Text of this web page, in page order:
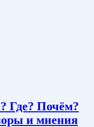
Где? Почём?
и мнения